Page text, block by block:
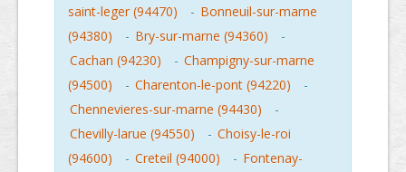
saint-leger (94470)
- Bonneuil-sur-marne
(94380)
- Bry-sur-marne (94360)
-
Cachan (94230)
- Champigny-sur-marne
(94500)
- Charenton-le-pont (94220)
-
Chennevieres-sur-marne (94430)
-
Chevilly-larue (94550)
- Choisy-le-roi
(94600)
- Creteil (94000) - Fontenay-